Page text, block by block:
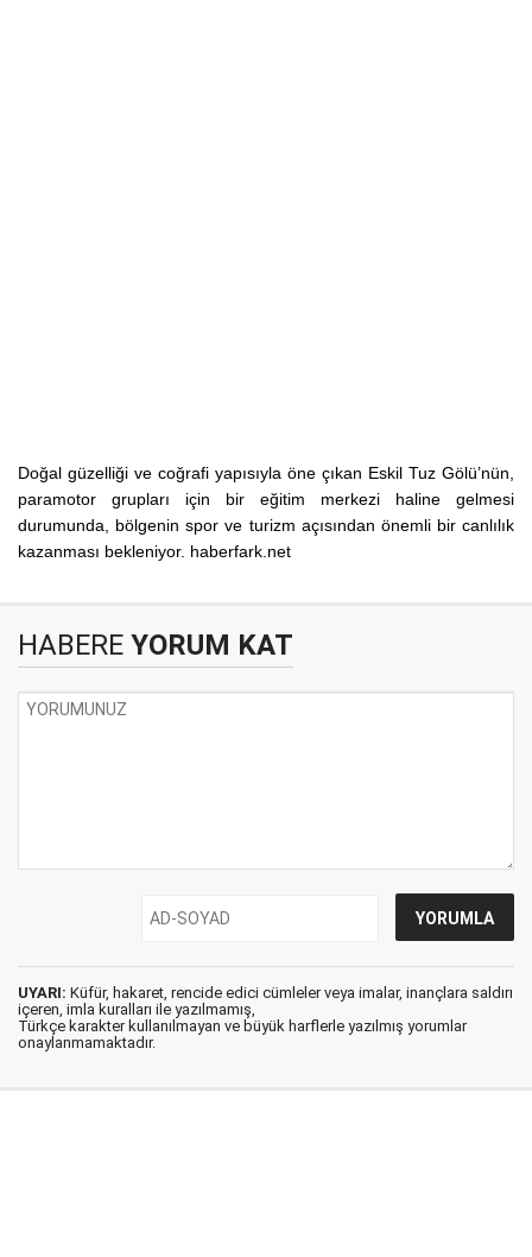
Doğal güzelliği ve coğrafi yapısıyla öne çıkan Eskil Tuz Gölü’nün,
paramotor grupları için bir eğitim merkezi haline gelmesi
durumunda, bölgenin spor ve turizm açısından önemli bir canlılık
kazanması bekleniyor. haberfark.net
HABERE YORUM KAT
UYARI: Küfür, hakaret, rencide edici cümleler veya imalar, inançlara saldırı
içeren, imla kuralları ile yazılmamış,
Türkçe karakter kullanılmayan ve büyük harflerle yazılmış yorumlar
onaylanmamaktadır.